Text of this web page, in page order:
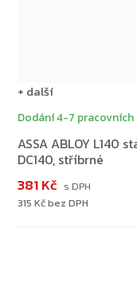
ASSA ABLOY L140
DC140, stříbrné
Dodání 4-7 pracovních
315 Kč bez DPH
381 Kč
+ další